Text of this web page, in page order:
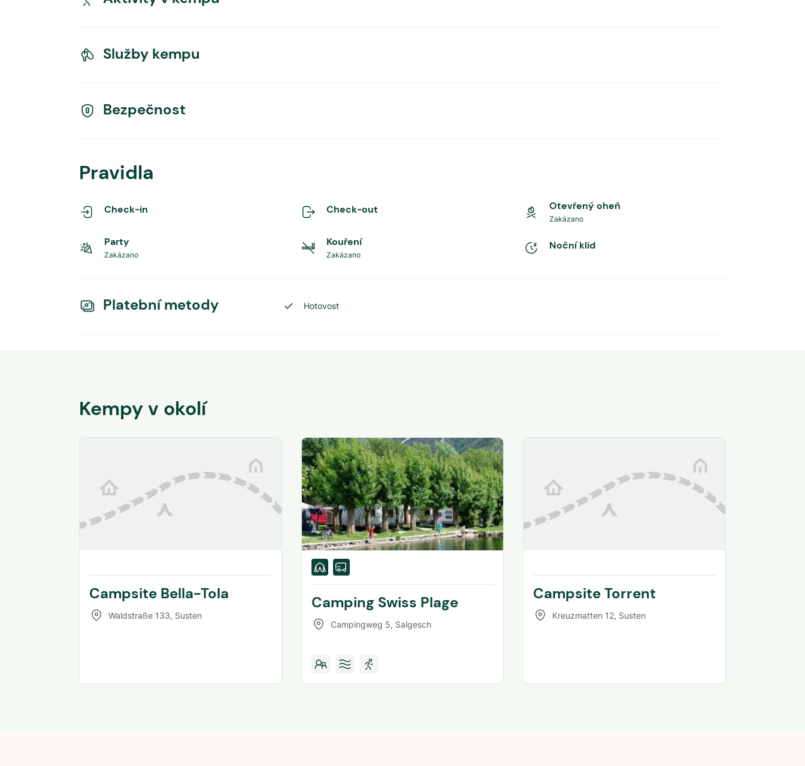
Služby kempu
Bezpečnost
Pravidla
Check-in Check-out Otevřený oheň
Zakázano
Party
Zakázano
Kouření
Zakázano
Noční klid
Platební metody Hotovost
Kempy v okolí
Campsite Bella-Tola
Waldstraße 133, Susten
Camping Swiss Plage
Campingweg 5, Salgesch
Campsite Torrent
Kreuzmatten 12, Susten